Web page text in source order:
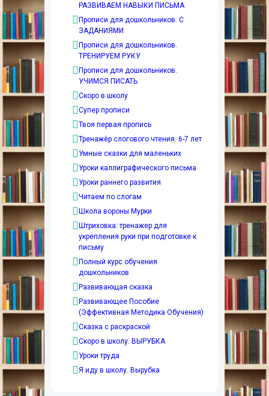
РАЗВИВАЕМ НАВЫКИ ПИСЬМА
Прописи для дошкольников. С
ЗАДАНИЯМИ
Прописи для дошкольников.
ТРЕНИРУЕМ РУКУ
Прописи для дошкольников.
УЧИМСЯ ПИСАТЬ
Скоро в школу
Супер прописи
Твоя первая пропись
Тренажёр слогового чтения. 6-7 лет
Умные сказки для маленьких
Уроки каллиграфического письма
Уроки раннего развития
Читаем по слогам
Школа вороны Мурки
Штриховка: тренажер для
укрепления руки при подготовке к
письму
Полный курс обучения
дошкольников
Развивающая сказка
Развивающее Пособие
(Эффективная Методика Обучения)
Сказка с раскраской
Скоро в школу. ВЫРУБКА
Уроки труда
Я иду в школу. Вырубка